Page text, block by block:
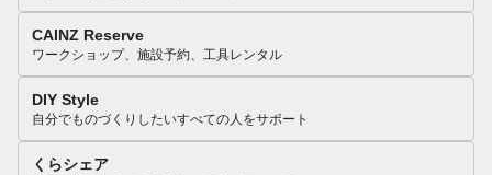
CAINZ Reserve
ワークショップ、施設予約、工具レンタル
DIY Style
自分でものづくりしたいすべての人をサポート
くらシェア